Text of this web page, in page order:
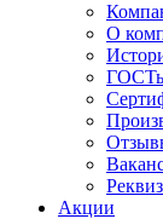
О
Акции